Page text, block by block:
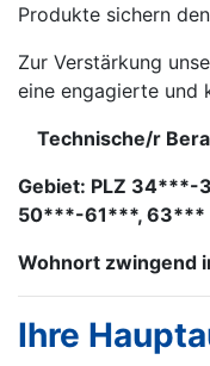
Produkte sichern
Zur Verstärkung
eine engagierte und
Technische/r
Gebiet: PLZ
50***-61***,
Wohnort zwingend
Ihre